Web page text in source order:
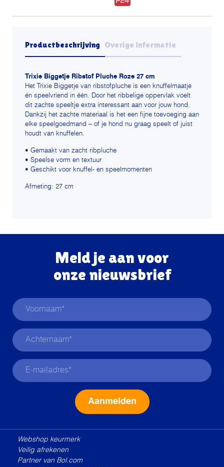
Productbeschrijving Overige informatie
Trixie Biggetje Ribstof Pluche Roze 27 cm
Het Trixie Biggetje van ribstofpluche is een knuffelmaatje
én speelvriend in één. Door het ribbelige oppervlak voelt
dit zachte speeltje extra interessant aan voor jouw hond.
Dankzij het zachte materiaal is het een fijne toevoeging aan
elke speelgoedmand – of je hond nu graag speelt of juist
houdt van knuffelen.
• Gemaakt van zacht ribpluche
• Speelse vorm en textuur
• Geschikt voor knuffel- en speelmomenten
Afmeting: 27 cm
Meld je aan voor
onze nieuwsbrief
Webshop keurmerk
Veilig afrekenen
Partner van Bol.com